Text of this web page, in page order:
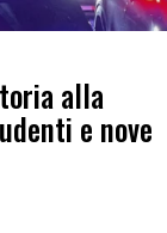
alla
e nove